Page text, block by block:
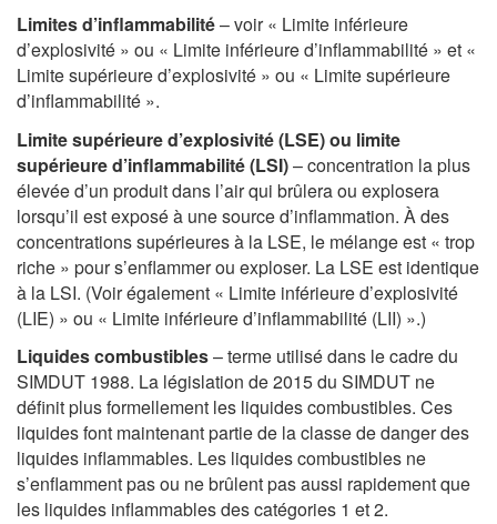
Limites d’inflammabilité– voir « Limite inférieure
d’explosivité » ou « Limite inférieure d’inflammabilité » et «
Limite supérieure d’explosivité » ou « Limite supérieure
d’inflammabilité ».
Limite supérieure d’explosivité (LSE) ou limite
supérieure d’inflammabilité (LSI)– concentration la plus
élevée d’un produit dans l’air qui brûlera ou explosera
lorsqu’il est exposé à une source d’inflammation. À des
concentrations supérieures à la LSE, le mélange est « trop
riche » pour s’enflammer ou exploser. La LSE est identique
à la LSI. (Voir également « Limite inférieure d’explosivité
(LIE) » ou « Limite inférieure d’inflammabilité (LII) ».)
Liquides combustibles– terme utilisé dans le cadre du
SIMDUT 1988. La législation de 2015 du SIMDUT ne
définit plus formellement les liquides combustibles. Ces
liquides font maintenant partie de la classe de danger des
liquides inflammables. Les liquides combustibles ne
s’enflamment pas ou ne brûlent pas aussi rapidement que
les liquides inflammables des catégories 1 et 2.